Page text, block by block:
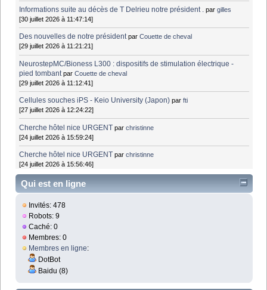
Informations suite au décès de T Delrieu notre président . pargilles
[30 juillet 2026 à 11:47:14]
Des nouvelles de notre président parCouette de cheval
[29 juillet 2026 à 11:21:21]
NeurostepMC/Bioness L300 : dispositifs de stimulation électrique -
pied tombant parCouette de cheval
[29 juillet 2026 à 11:12:41]
Cellules souches iPS - Keio University (Japon) parfti
[27 juillet 2026 à 12:24:22]
Cherche hôtel nice URGENT parchristinne
[24 juillet 2026 à 15:59:24]
Cherche hôtel nice URGENT parchristinne
[24 juillet 2026 à 15:56:46]
Qui est en ligne
Invités: 478
Robots: 9
Caché: 0
Membres: 0
Membres en ligne:
DotBot
Baidu (8)